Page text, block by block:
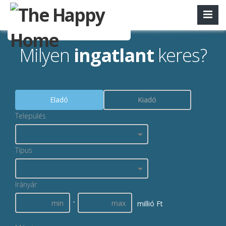
Milyen ingatlant keres?
Eladó
Kiadó
Település
Típus
Irányár
-
millió Ft